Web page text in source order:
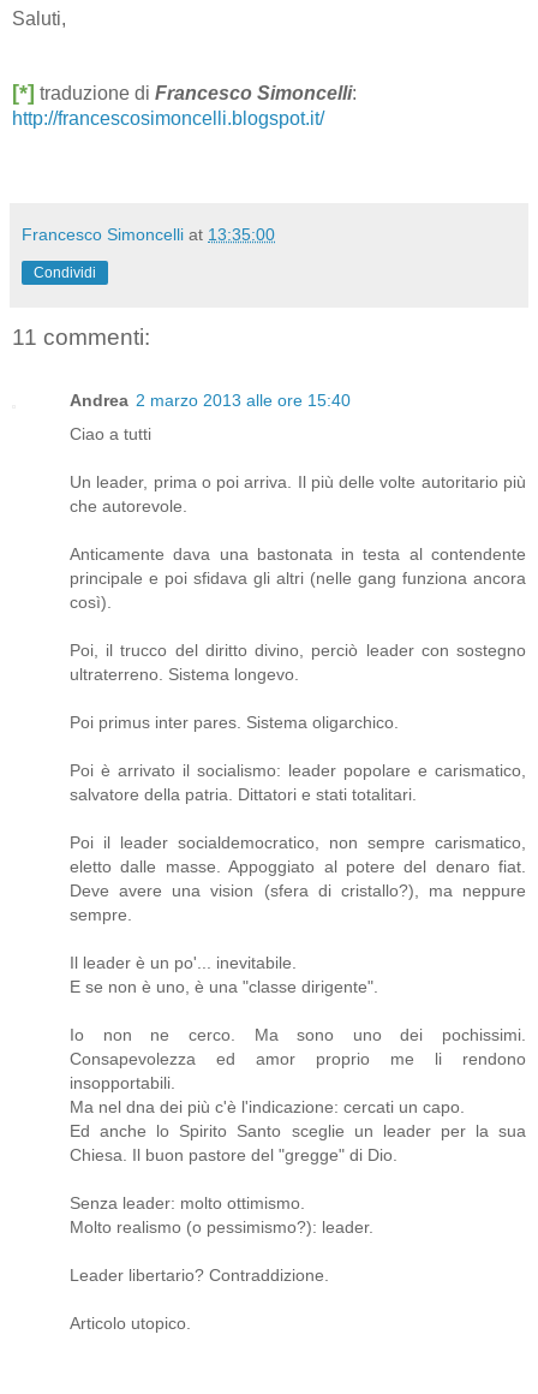
Saluti,
[*] traduzione di Francesco Simoncelli:
http://francescosimoncelli.blogspot.it/
Francesco Simoncelli at 13:35:00
Condividi
11 commenti:
Andrea 2 marzo 2013 alle ore 15:40
Ciao a tutti
Un leader, prima o poi arriva. Il più delle volte autoritario più
che autorevole.
Anticamente dava una bastonata in testa al contendente
principale e poi sfidava gli altri (nelle gang funziona ancora
così).
Poi, il trucco del diritto divino, perciò leader con sostegno
ultraterreno. Sistema longevo.
Poi primus inter pares. Sistema oligarchico.
Poi è arrivato il socialismo: leader popolare e carismatico,
salvatore della patria. Dittatori e stati totalitari.
Poi il leader socialdemocratico, non sempre carismatico,
eletto dalle masse. Appoggiato al potere del denaro fiat.
Deve avere una vision (sfera di cristallo?), ma neppure
sempre.
Il leader è un po'... inevitabile.
E se non è uno, è una "classe dirigente".
Io non ne cerco. Ma sono uno dei pochissimi.
Consapevolezza ed amor proprio me li rendono
insopportabili.
Ma nel dna dei più c'è l'indicazione: cercati un capo.
Ed anche lo Spirito Santo sceglie un leader per la sua
Chiesa. Il buon pastore del "gregge" di Dio.
Senza leader: molto ottimismo.
Molto realismo (o pessimismo?): leader.
Leader libertario? Contraddizione.
Articolo utopico.